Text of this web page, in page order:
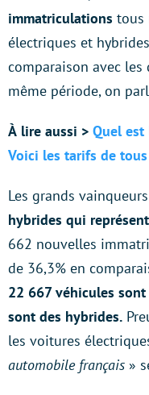
immatriculations tous
électriques et
comparaison avec les
même période, on
À lire aussi > Quel est
Voici les tarifs de
Les grands
hybrides qui
662 nouvelles
de 36,3% en
22 667 véhicules
sont des hybrides.
les voitures
automobile français »